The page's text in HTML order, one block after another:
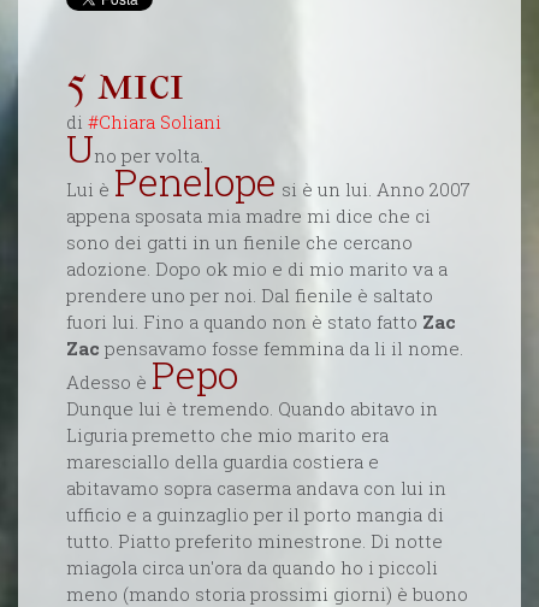
5 mici
di #Chiara Soliani
Uno per volta.
Lui è Penelope si è un lui. Anno 2007
appena sposata mia madre mi dice che ci
sono dei gatti in un fienile che cercano
adozione. Dopo ok mio e di mio marito va a
prendere uno per noi. Dal fienile è saltato
fuori lui. Fino a quando non è stato fatto Zac
Zac pensavamo fosse femmina da li il nome.
Adesso è Pepo
Dunque lui è tremendo. Quando abitavo in
Liguria premetto che mio marito era
maresciallo della guardia costiera e
abitavamo sopra caserma andava con lui in
ufficio e a guinzaglio per il porto mangia di
tutto. Piatto preferito minestrone. Di notte
miagola circa un'ora da quando ho i piccoli
meno (mando storia prossimi giorni) è buono